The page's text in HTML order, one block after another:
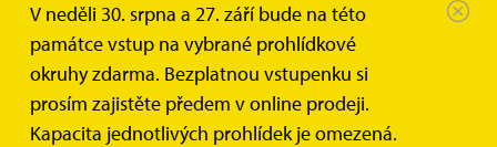
V neděli 30. srpna a 27. září bude na této
památce vstup na vybrané prohlídkové
okruhy zdarma. Bezplatnou vstupenku si
prosím zajistěte předem v online prodeji.
Kapacita jednotlivých prohlídek je omezená.
Zámek Milotice Fotogalerie Zámecké exteriéry
Zámecké exteriéry